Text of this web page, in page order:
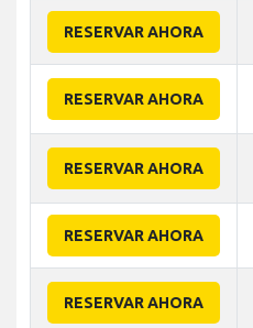
RESERVAR AHORA
RESERVAR AHORA
RESERVAR AHORA
RESERVAR AHORA
RESERVAR AHORA